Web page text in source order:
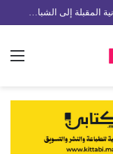
مع « The Next Ad » ، إنوي يُسند حملته الإعلانية المقبلة إلى الشباب المغربي